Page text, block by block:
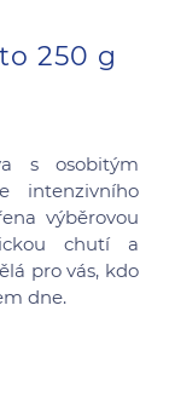
250 g
s osobitým
intenzivního
výběrovou
chutí a
pro vás, kdo
dne.